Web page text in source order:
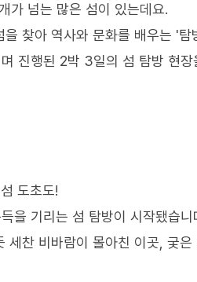
가 넘는 많은 섬이 있는데요.
찾아 역사와 문화를 배우는 '
진행된 2박 3일의 섬 탐방 현
도초도!
을 기리는 섬 탐방이 시작됐습니
세찬 비바람이 몰아친 이곳, 궂